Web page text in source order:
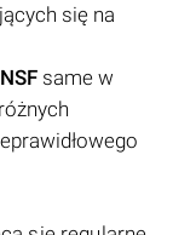
się na
same w